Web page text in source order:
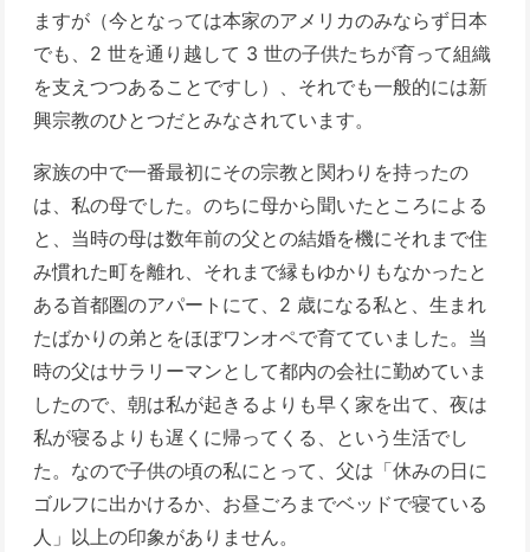
ますが（今となっては本家のアメリカのみならず日本
でも、2 世を通り越して 3 世の子供たちが育って組織
を支えつつあることですし）、それでも一般的には新
興宗教のひとつだとみなされています。
家族の中で一番最初にその宗教と関わりを持ったの
は、私の母でした。のちに母から聞いたところによる
と、当時の母は数年前の父との結婚を機にそれまで住
み慣れた町を離れ、それまで縁もゆかりもなかったと
ある首都圏のアパートにて、2 歳になる私と、生まれ
たばかりの弟とをほぼワンオペで育てていました。当
時の父はサラリーマンとして都内の会社に勤めていま
したので、朝は私が起きるよりも早く家を出て、夜は
私が寝るよりも遅くに帰ってくる、という生活でし
た。なので子供の頃の私にとって、父は「休みの日に
ゴルフに出かけるか、お昼ごろまでベッドで寝ている
人」以上の印象がありません。